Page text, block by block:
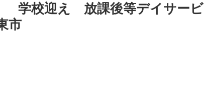
学校迎え 放課後等デイサービ
市